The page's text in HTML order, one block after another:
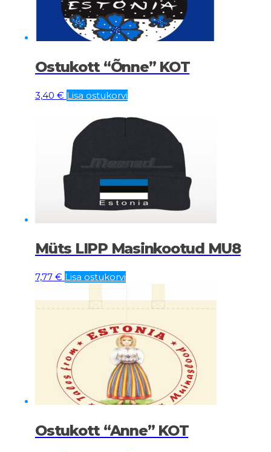
Ostukott “Õnne” KOT
3,40 € Lisa ostukorvi
Müts LIPP Masinkootud MU8
7,77 € Lisa ostukorvi
Ostukott “Anne” KOT